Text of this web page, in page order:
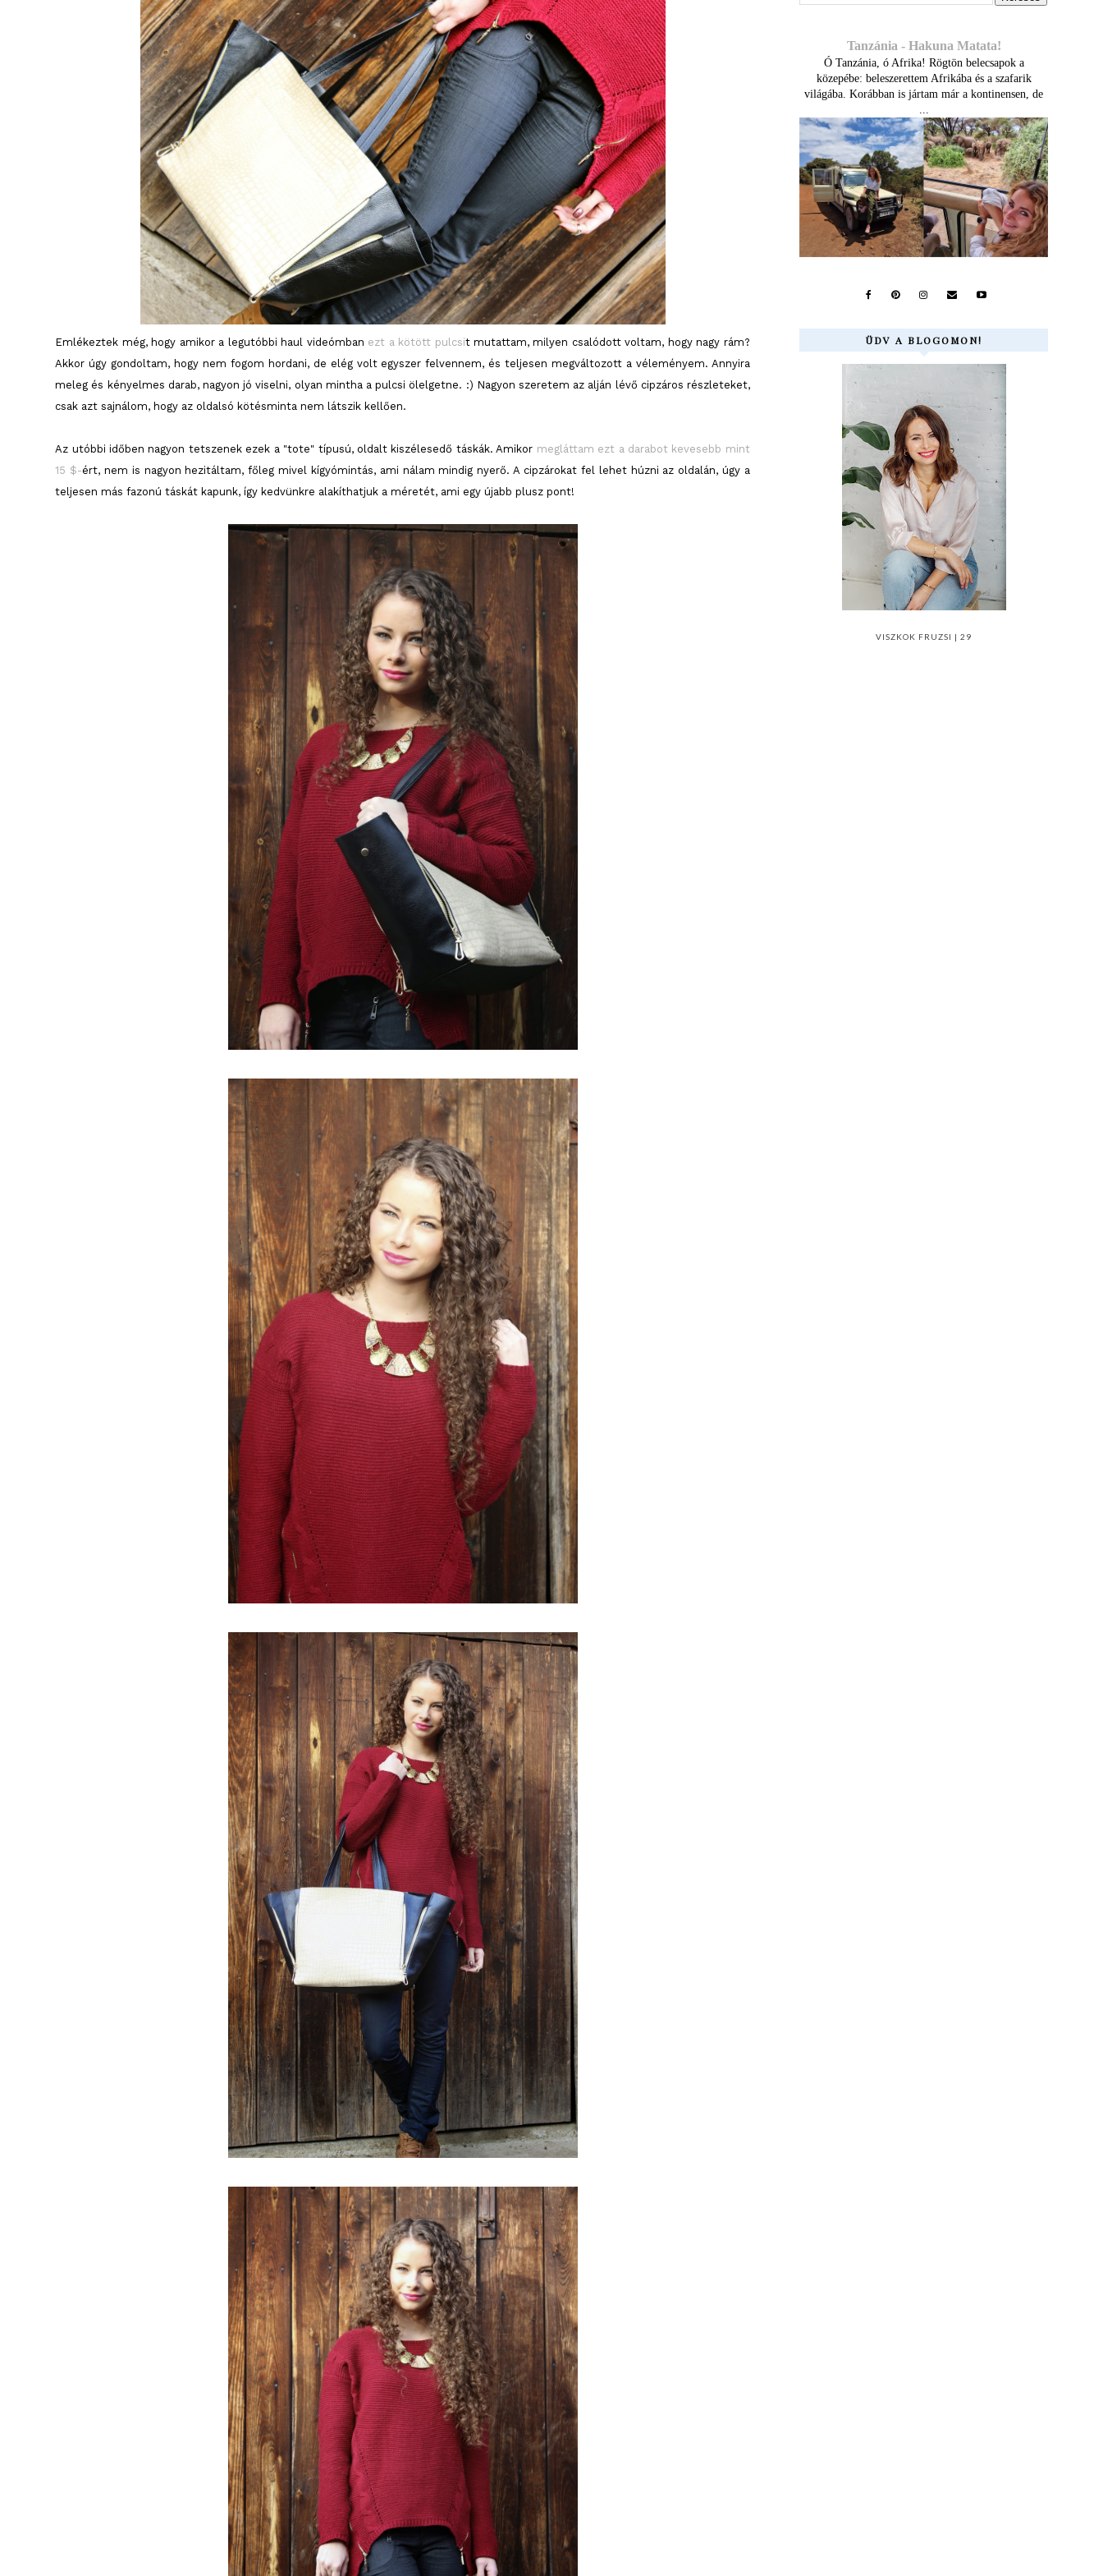
Emlékeztek még, hogy amikor a legutóbbi haul videómban ezt a kötött pulcsit mutattam, milyen csalódott voltam, hogy nagy rám?
Akkor úgy gondoltam, hogy nem fogom hordani, de elég volt egyszer felvennem, és teljesen megváltozott a véleményem. Annyira
meleg és kényelmes darab, nagyon jó viselni, olyan mintha a pulcsi ölelgetne. :) Nagyon szeretem az alján lévő cipzáros részleteket,
csak azt sajnálom, hogy az oldalsó kötésminta nem látszik kellően.
Az utóbbi időben nagyon tetszenek ezek a "tote" típusú, oldalt kiszélesedő táskák. Amikor megláttam ezt a darabot kevesebb mint
15 $-ért, nem is nagyon hezitáltam, főleg mivel kígyómintás, ami nálam mindig nyerő. A cipzárokat fel lehet húzni az oldalán, úgy a
teljesen más fazonú táskát kapunk, így kedvünkre alakíthatjuk a méretét, ami egy újabb plusz pont!
Tanzánia - Hakuna Matata!
Ó Tanzánia, ó Afrika! Rögtön belecsapok a
közepébe: beleszerettem Afrikába és a szafarik
világába. Korábban is jártam már a kontinensen, de
...
ÜDV A BLOGOMON!
VISZKOK FRUZSI | 29